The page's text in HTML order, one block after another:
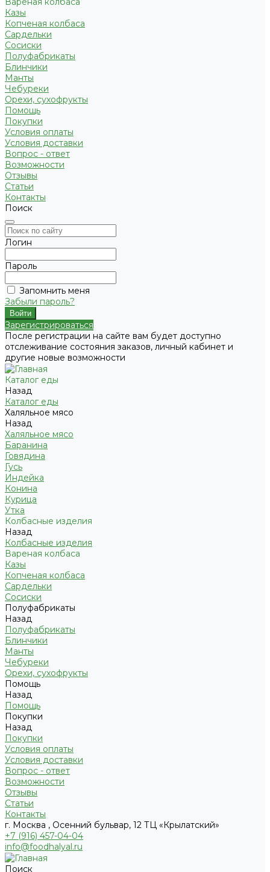
Казы
Копченая колбаса
Сардельки
Сосиски
Полуфабрикаты
Блинчики
Манты
Чебуреки
Орехи, сухофрукты
Помощь
Покупки
Условия оплаты
Условия доставки
Вопрос - ответ
Возможности
Отзывы
Статьи
Контакты
Поиск
Логин
Пароль
Запомнить меня
Забыли пароль?
Зарегистрироваться
После регистрации на сайте вам будет доступно
отслеживание состояния заказов, личный кабинет и
другие новые возможности
Каталог еды
Назад
Каталог еды
Халяльное мясо
Назад
Халяльное мясо
Баранина
Говядина
Гусь
Индейка
Конина
Курица
Утка
Колбасные изделия
Назад
Колбасные изделия
Вареная колбаса
Казы
Копченая колбаса
Сардельки
Сосиски
Полуфабрикаты
Назад
Полуфабрикаты
Блинчики
Манты
Чебуреки
Орехи, сухофрукты
Помощь
Назад
Помощь
Покупки
Назад
Покупки
Условия оплаты
Условия доставки
Вопрос - ответ
Возможности
Отзывы
Статьи
Контакты
г. Москва , Осенний бульвар, 12 ТЦ «Крылатский»
+7 (916) 457-04-04
info@foodhalyal.ru
Поиск